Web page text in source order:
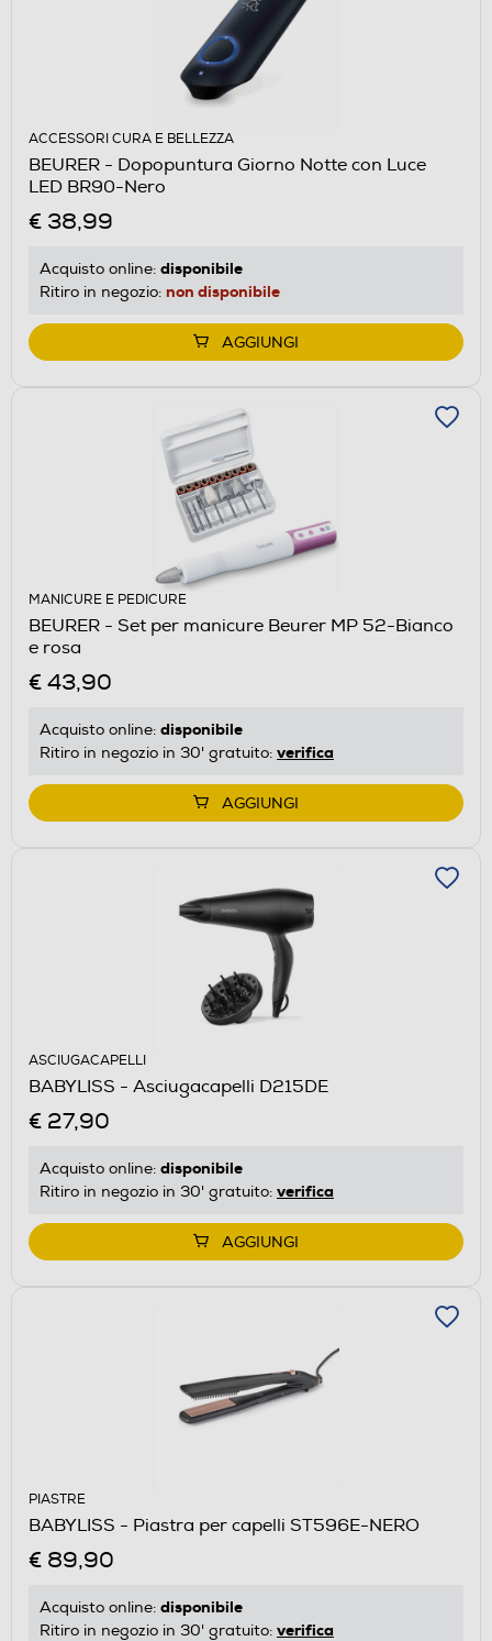
ACCESSORI CURA E BELLEZZA
BEURER - Dopopuntura Giorno Notte con Luce
LED BR90-Nero
€ 38,99
Acquisto online: disponibile
Ritiro in negozio: non disponibile
AGGIUNGI
MANICURE E PEDICURE
BEURER - Set per manicure Beurer MP 52-Bianco
e rosa
€ 43,90
Acquisto online: disponibile
Ritiro in negozio in 30' gratuito: verifica
AGGIUNGI
ASCIUGACAPELLI
BABYLISS - Asciugacapelli D215DE
€ 27,90
Acquisto online: disponibile
Ritiro in negozio in 30' gratuito: verifica
AGGIUNGI
PIASTRE
BABYLISS - Piastra per capelli ST596E-NERO
€ 89,90
Acquisto online: disponibile
Ritiro in negozio in 30' gratuito: verifica